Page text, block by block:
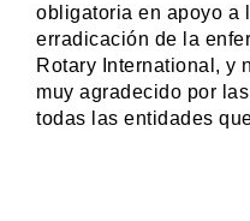
obligatoria en apoyo a
erradicación de la
Rotary International, y
muy agradecido por
todas las entidades